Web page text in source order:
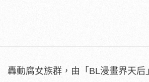
轟動腐女族群，由「BL漫畫界天后